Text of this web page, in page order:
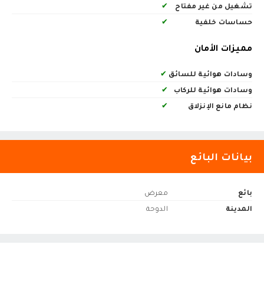
تشغيل من غير مفتاح
✔
حساسات خلفية
✔
مميزات الأمان
وسادات هوائية للسائق ✔
وسادات هوائية للركاب
✔
نظام مانع الإنزلاق
✔
بيانات البائع
بائع
معرض
المدينة
الدوحة